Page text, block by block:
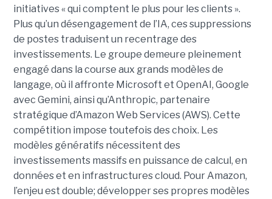
initiatives « qui comptent le plus pour les clients ».
Plus qu’un désengagement de l’IA, ces suppressions
de postes traduisent un recentrage des
investissements. Le groupe demeure pleinement
engagé dans la course aux grands modèles de
langage, où il affronte Microsoft et OpenAI, Google
avec Gemini, ainsi qu’Anthropic, partenaire
stratégique d’Amazon Web Services (AWS). Cette
compétition impose toutefois des choix. Les
modèles génératifs nécessitent des
investissements massifs en puissance de calcul, en
données et en infrastructures cloud. Pour Amazon,
l’enjeu est double; développer ses propres modèles